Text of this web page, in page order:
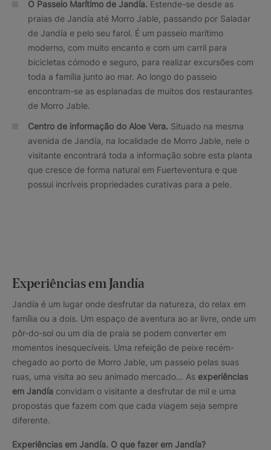
O Passeio Marítimo de Jandía. Estende-se desde as
praias de Jandía até Morro Jable, passando por Saladar
de Jandía e pelo seu farol. É um passeio marítimo
moderno, com muito encanto e com um carril para
bicicletas cómodo e seguro, para realizar excursões com
toda a família junto ao mar. Ao longo do passeio
encontram-se as esplanadas de muitos dos restaurantes
de Morro Jable.
Centro de informação do Aloe Vera. Situado na mesma
avenida de Jandía, na localidade de Morro Jable, nele o
visitante encontrará toda a informação sobre esta planta
que cresce de forma natural em Fuerteventura e que
possui incríveis propriedades curativas para a pele.
Experiências em Jandía
Jandía é um lugar onde desfrutar da natureza, do relax em
família ou a dois. Um espaço de aventura ao ar livre, onde um
pôr-do-sol ou um dia de praia se podem converter em
momentos inesquecíveis. Uma refeição de peixe recém-
chegado ao porto de Morro Jable, um passeio pelas suas
ruas, uma visita ao seu animado mercado... As experiências
em Jandía convidam o visitante a desfrutar de mil e uma
propostas que fazem com que cada viagem seja sempre
diferente.
Experiências em Jandía. O que fazer em Jandía?